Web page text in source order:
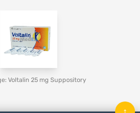
Voltalin 25 mg Suppository